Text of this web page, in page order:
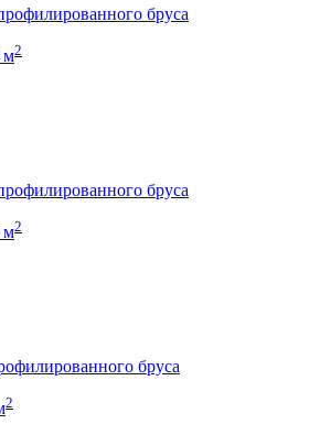
бруса
м2
бруса
м2
бруса
2